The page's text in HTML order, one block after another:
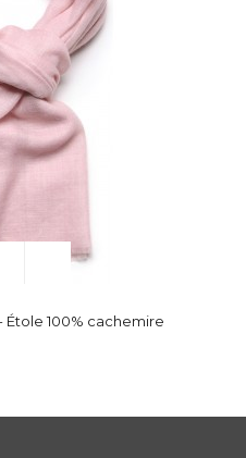
Étole 100% cachemire